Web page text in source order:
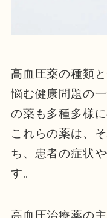
高血圧薬の種類
悩む健康問題の
の薬も多種多様に
これらの薬は、
ち、患者の症状
す。
高血圧治療薬の